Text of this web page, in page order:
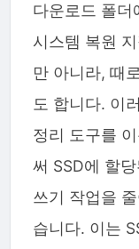
다운로드 폴더
시스템 복원
만 아니라, 때
도 합니다. 이
정리 도구를
써 SSD에 할
쓰기 작업을
습니다. 이는